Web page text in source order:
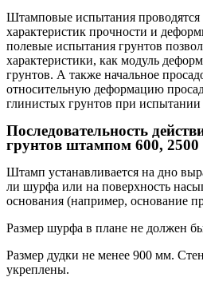
Штамповые испытания проводятся
характеристик прочности и
полевые испытания грунтов
характеристики, как модуль
грунтов. А также начальное
относительную деформацию
глинистых грунтов при испытании
Последовательность
грунтов штампом 600, 2500
Штамп устанавливается на дно
ли шурфа или на поверхность
основания (например, основание
Размер шурфа в плане не должен
Размер дудки не менее 900 мм.
укреплены.